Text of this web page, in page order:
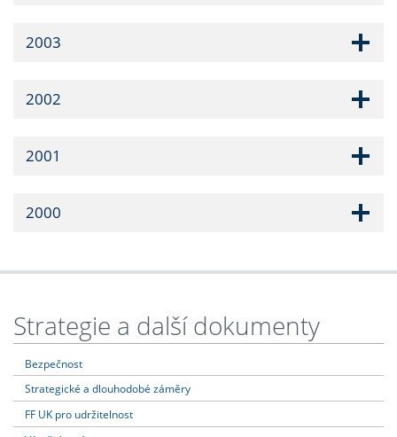
2003
2002
2001
2000
Strategie a další dokumenty
Bezpečnost
Strategické a dlouhodobé záměry
FF UK pro udržitelnost